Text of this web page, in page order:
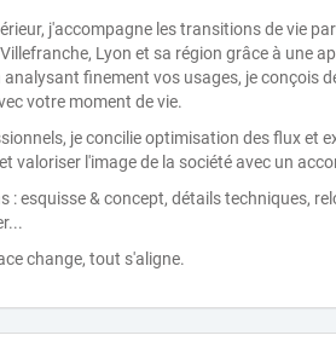
j'accompagne les transitions de vie
Lyon et sa région grâce à une
analysant finement vos usages, je conçois
votre moment de vie.
je concilie optimisation des flux et
valoriser l'image de la société avec un
: esquisse & concept, détails techniques,
change, tout s'aligne.